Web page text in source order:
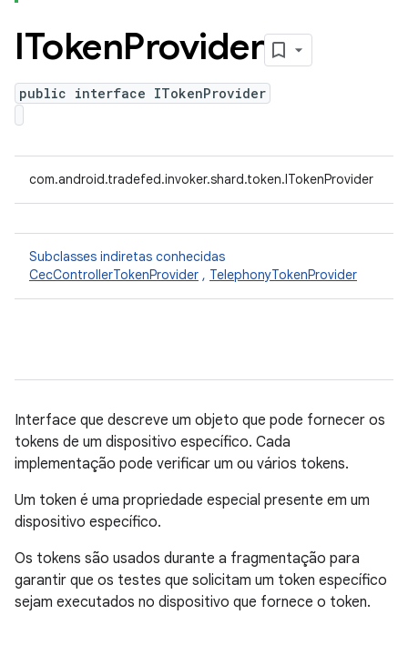
ITokenProvider
public interface ITokenProvider
com.android.tradefed.invoker.shard.token.ITokenProvider
Subclasses indiretas conhecidas
CecControllerTokenProvider , TelephonyTokenProvider
Interface que descreve um objeto que pode fornecer os
tokens de um dispositivo específico. Cada
implementação pode verificar um ou vários tokens.
Um token é uma propriedade especial presente em um
dispositivo específico.
Os tokens são usados ​​durante a fragmentação para
garantir que os testes que solicitam um token específico
sejam executados no dispositivo que fornece o token.